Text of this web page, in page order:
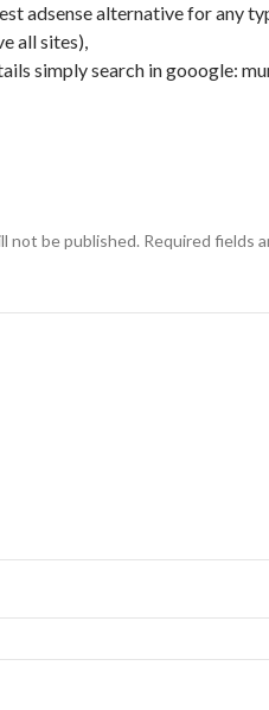
adsense alternative for any
all sites),
simply search in gooogle:
not be published. Required fields